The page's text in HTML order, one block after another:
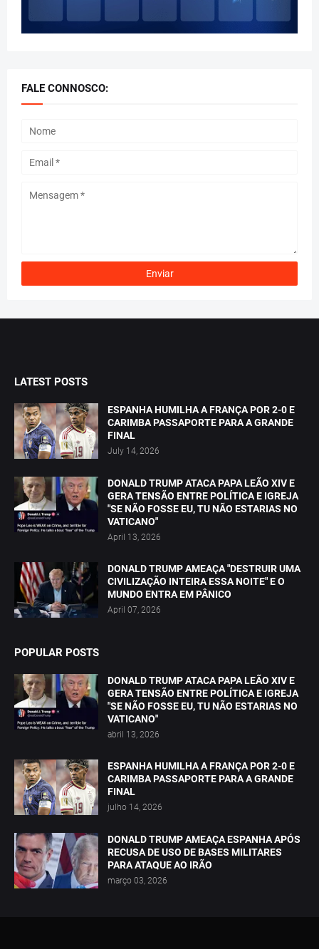
FALE CONNOSCO:
LATEST POSTS
ESPANHA HUMILHA A FRANÇA POR 2-0 E
CARIMBA PASSAPORTE PARA A GRANDE
FINAL
July 14, 2026
DONALD TRUMP ATACA PAPA LEÃO XIV E
GERA TENSÃO ENTRE POLÍTICA E IGREJA
"SE NÃO FOSSE EU, TU NÃO ESTARIAS NO
VATICANO"
April 13, 2026
DONALD TRUMP AMEAÇA "DESTRUIR UMA
CIVILIZAÇÃO INTEIRA ESSA NOITE" E O
MUNDO ENTRA EM PÂNICO
April 07, 2026
POPULAR POSTS
DONALD TRUMP ATACA PAPA LEÃO XIV E
GERA TENSÃO ENTRE POLÍTICA E IGREJA
"SE NÃO FOSSE EU, TU NÃO ESTARIAS NO
VATICANO"
abril 13, 2026
ESPANHA HUMILHA A FRANÇA POR 2-0 E
CARIMBA PASSAPORTE PARA A GRANDE
FINAL
julho 14, 2026
DONALD TRUMP AMEAÇA ESPANHA APÓS
RECUSA DE USO DE BASES MILITARES
PARA ATAQUE AO IRÃO
março 03, 2026